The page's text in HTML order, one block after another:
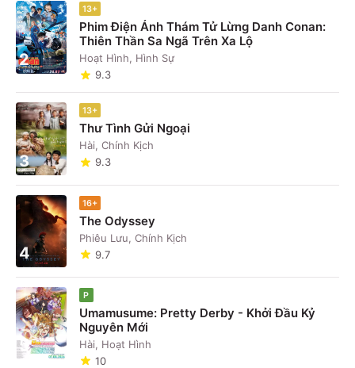
2
13+
Phim Điện Ảnh Thám Tử Lừng Danh Conan:
Thiên Thần Sa Ngã Trên Xa Lộ
Hoạt Hình, Hình Sự
9.3
3
13+
Thư Tình Gửi Ngoại
Hài, Chính Kịch
9.3
4
16+
The Odyssey
Phiêu Lưu, Chính Kịch
9.7
5
P
Umamusume: Pretty Derby - Khởi Đầu Kỷ
Nguyên Mới
Hài, Hoạt Hình
10